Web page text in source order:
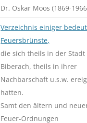
Dr. Oskar Moos (1869-
Verzeichnis einiger
Feuersbrünste,
die sich theils in der Stadt
Biberach, theils in ihrer
Nachbarschaft u.s.w.
hatten.
Samt den ältern und
Feuer-Ordnungen